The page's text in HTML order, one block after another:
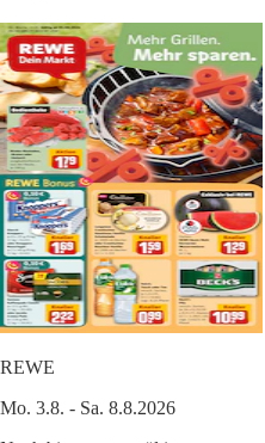
REWE
Mo. 3.8. - Sa. 8.8.2026